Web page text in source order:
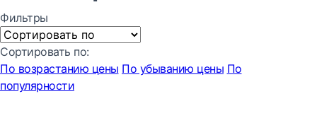
Фильтры
Сортировать по:
По возрастанию цены По убыванию цены По
популярности